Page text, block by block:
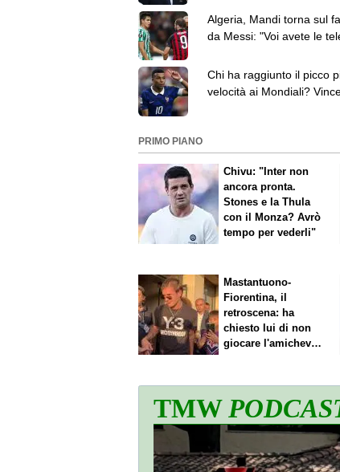
Algeria, Mandi torna sul
da Messi: "Voi avete le
Chi ha raggiunto il picco
velocità ai Mondiali?
PRIMO PIANO
Chivu: "Inter non
ancora pronta.
Stones e la Thula
con il Monza? Avrò
tempo per vederli"
Mastantuono-
Fiorentina, il
retroscena: ha
chiesto lui di non
giocare l'amichevole
TMW